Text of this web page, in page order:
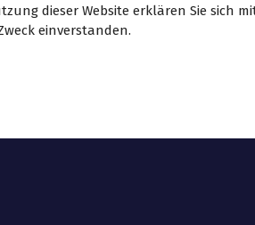
dieser Website erklären Sie sich
einverstanden.